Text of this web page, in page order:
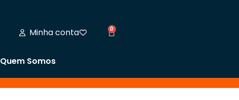
Minha conta 0
Quem Somos